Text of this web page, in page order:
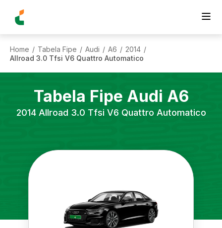
Home / Tabela Fipe / Audi / A6 / 2014 /
Allroad 3.0 Tfsi V6 Quattro Automatico
Tabela Fipe Audi A6
2014 Allroad 3.0 Tfsi V6 Quattro Automatico